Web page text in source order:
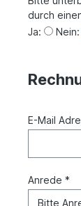
durch
Ja:
Nein:
E-Mail
Anrede *